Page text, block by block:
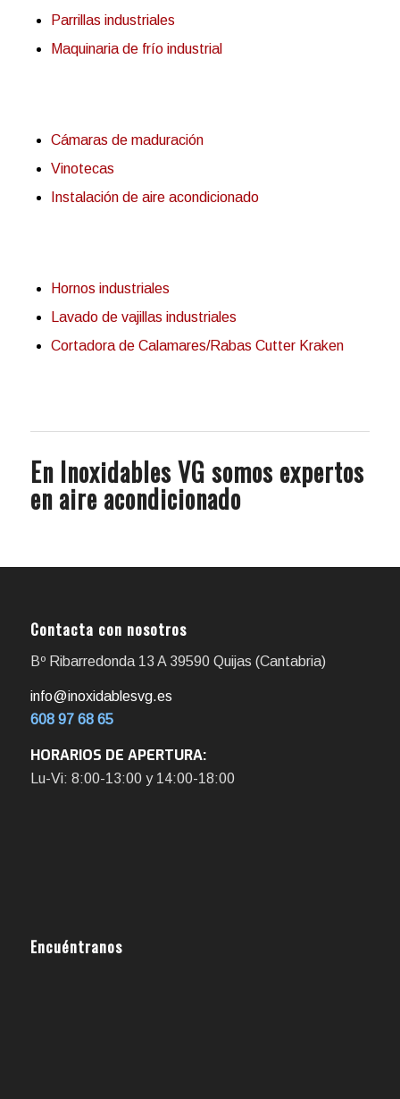
Parrillas industriales
Maquinaria de frío industrial
Cámaras de maduración
Vinotecas
Instalación de aire acondicionado
Hornos industriales
Lavado de vajillas industriales
Cortadora de Calamares/Rabas Cutter Kraken
En Inoxidables VG somos expertos
en aire acondicionado
Contacta con nosotros
Bº Ribarredonda 13 A 39590 Quijas (Cantabria)
info@inoxidablesvg.es
608 97 68 65
HORARIOS DE APERTURA:
Lu-Vi: 8:00-13:00 y 14:00-18:00
Encuéntranos